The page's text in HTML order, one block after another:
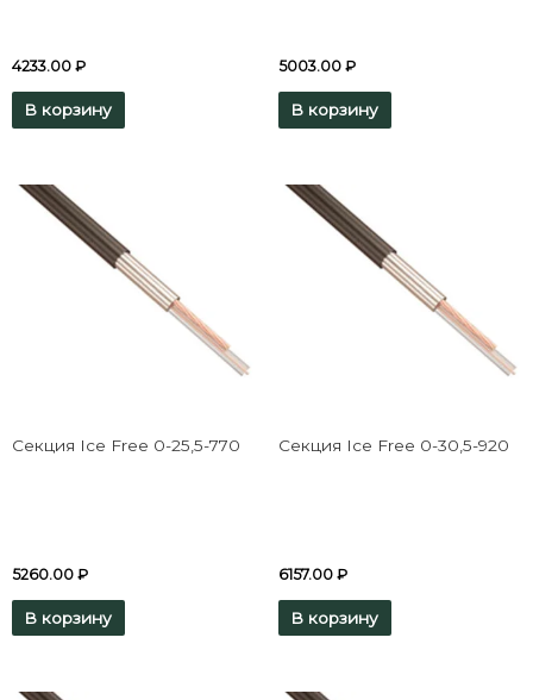
4233.00 ₽
В корзину
5003.00 ₽
В корзину
Секция Ice Free 0-25,5-770
5260.00 ₽
В корзину
Секция Ice Free 0-30,5-920
6157.00 ₽
В корзину